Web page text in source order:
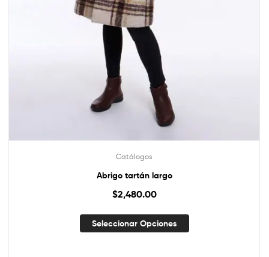
Catálogos
Abrigo tartán largo
$2,480.00
Seleccionar Opciones